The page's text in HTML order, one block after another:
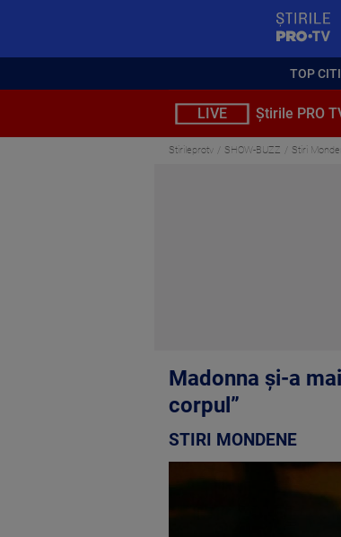
TOP
LIVE Știrile PRO
Stirileprotv SHOW-BUZZ Stiri
Madonna și-a
corpul”
STIRI MONDENE